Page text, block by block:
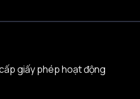
giấy phép hoạt động